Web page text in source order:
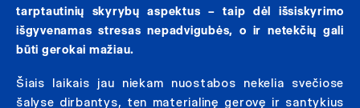
tarptautinių skyrybų aspektus – taip dėl išsiskyrimo
išgyvenamas stresas nepadvigubės, o ir netekčių gali
būti gerokai mažiau.
Šiais laikais jau niekam nuostabos nekelia svečiose
šalyse dirbantys, ten materialinę gerovę ir santykius